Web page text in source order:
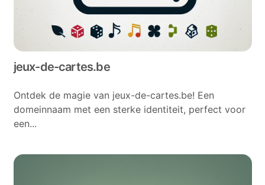
jeux-de-cartes.be
Ontdek de magie van jeux-de-cartes.be! Een
domeinnaam met een sterke identiteit, perfect voor
een...